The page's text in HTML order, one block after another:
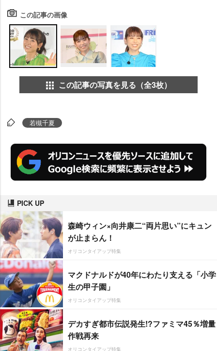
この記事の画像
この記事の写真を見る（全3枚）
若槻千夏
PICK UP
森崎ウィン×向井康二“両片思い”にキュン
が止まらん！
オリコンタイアップ特集
マクドナルドが40年にわたり支える「小学
生の甲子園」
オリコンタイアップ特集
デカすぎ都市伝説発生!?ファミマ45％増量
作戦再来
オリコンタイアップ特集